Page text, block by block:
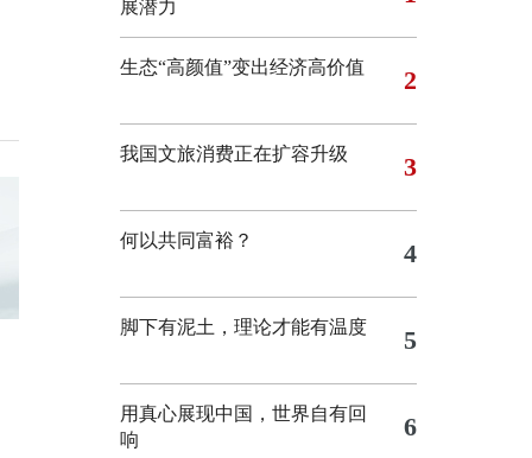
展潜力
生态“高颜值”变出经济高价值 2
我国文旅消费正在扩容升级 3
何以共同富裕？ 4
脚下有泥土，理论才能有温度 5
用真心展现中国，世界自有回
响
6